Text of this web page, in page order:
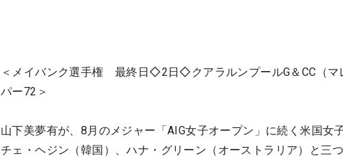
＜メイバンク選手権 最終日◇2日◇クアラルンプールG＆CC（マ
パー72＞
山下美夢有が、8月のメジャー「AIG女子オープン」に続く米国女
チェ・ヘジン（韓国）、ハナ・グリーン（オーストラリア）と三